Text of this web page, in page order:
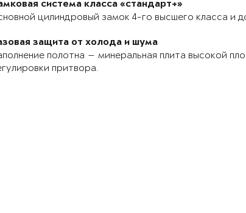
система класса «стандарт+»
цилиндровый замок 4-го высшего класса и
защита от холода и шума
полотна — минеральная плита высокой
притвора.